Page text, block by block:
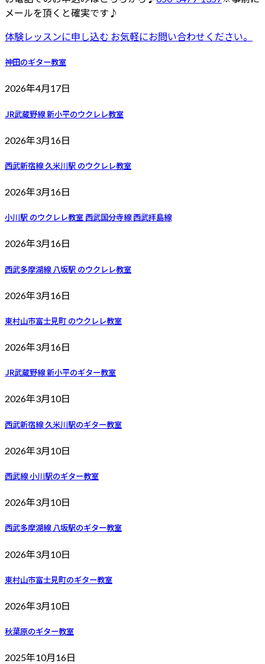
メールを頂くと確実です♪
体験レッスンに申し込む お気軽にお問い合わせください。
神田のギター教室
2026年4月17日
JR武蔵野線 新小平のウクレレ教室
2026年3月16日
西武新宿線 久米川駅 のウクレレ教室
2026年3月16日
小川駅 のウクレレ教室 西武国分寺線 西武拝島線
2026年3月16日
西武多摩湖線 八坂駅 のウクレレ教室
2026年3月16日
東村山市富士見町 のウクレレ教室
2026年3月16日
JR武蔵野線 新小平のギター教室
2026年3月10日
西武新宿線 久米川駅のギター教室
2026年3月10日
西武線 小川駅のギター教室
2026年3月10日
西武多摩湖線 八坂駅のギター教室
2026年3月10日
東村山市富士見町のギター教室
2026年3月10日
秋葉原のギター教室
2025年10月16日